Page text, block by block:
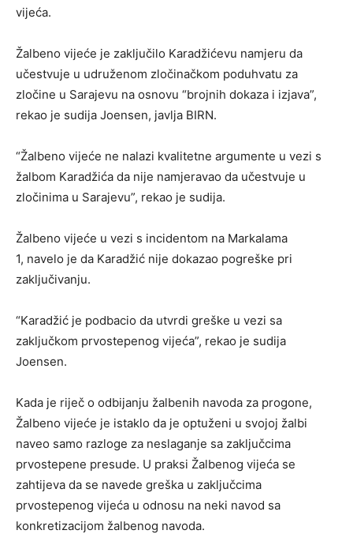
vijeća.
Žalbeno vijeće je zaključilo Karadžićevu namjeru da
učestvuje u udruženom zločinačkom poduhvatu za
zločine u Sarajevu na osnovu “brojnih dokaza i izjava”,
rekao je sudija Joensen, javlja BIRN.
“Žalbeno vijeće ne nalazi kvalitetne argumente u vezi s
žalbom Karadžića da nije namjeravao da učestvuje u
zločinima u Sarajevu”, rekao je sudija.
Žalbeno vijeće u vezi s incidentom na Markalama
1, navelo je da Karadžić nije dokazao pogreške pri
zaključivanju.
“Karadžić je podbacio da utvrdi greške u vezi sa
zaključkom prvostepenog vijeća”, rekao je sudija
Joensen.
Kada je riječ o odbijanju žalbenih navoda za progone,
Žalbeno vijeće je istaklo da je optuženi u svojoj žalbi
naveo samo razloge za neslaganje sa zaključcima
prvostepene presude. U praksi Žalbenog vijeća se
zahtijeva da se navede greška u zaključcima
prvostepenog vijeća u odnosu na neki navod sa
konkretizacijom žalbenog navoda.